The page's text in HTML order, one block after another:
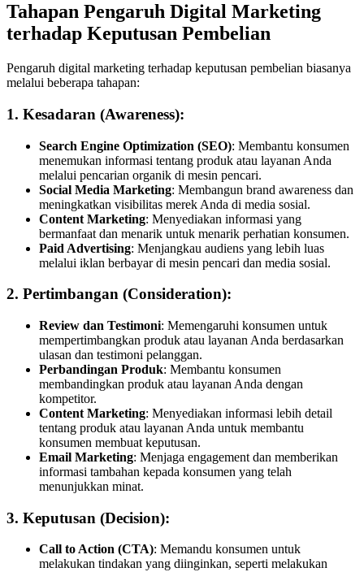
Tahapan Pengaruh Digital Marketing
terhadap Keputusan Pembelian
Pengaruh digital marketing terhadap keputusan pembelian biasanya
melalui beberapa tahapan:
1. Kesadaran (Awareness):
Search Engine Optimization (SEO): Membantu konsumen
menemukan informasi tentang produk atau layanan Anda
melalui pencarian organik di mesin pencari.
Social Media Marketing: Membangun brand awareness dan
meningkatkan visibilitas merek Anda di media sosial.
Content Marketing: Menyediakan informasi yang
bermanfaat dan menarik untuk menarik perhatian konsumen.
Paid Advertising: Menjangkau audiens yang lebih luas
melalui iklan berbayar di mesin pencari dan media sosial.
2. Pertimbangan (Consideration):
Review dan Testimoni: Memengaruhi konsumen untuk
mempertimbangkan produk atau layanan Anda berdasarkan
ulasan dan testimoni pelanggan.
Perbandingan Produk: Membantu konsumen
membandingkan produk atau layanan Anda dengan
kompetitor.
Content Marketing: Menyediakan informasi lebih detail
tentang produk atau layanan Anda untuk membantu
konsumen membuat keputusan.
Email Marketing: Menjaga engagement dan memberikan
informasi tambahan kepada konsumen yang telah
menunjukkan minat.
3. Keputusan (Decision):
Call to Action (CTA): Memandu konsumen untuk
melakukan tindakan yang diinginkan, seperti melakukan